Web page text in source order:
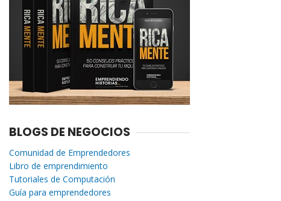
BLOGS DE NEGOCIOS
Comunidad de Emprendedores
Libro de emprendimiento
Tutoriales de Computación
Guía para emprendedores